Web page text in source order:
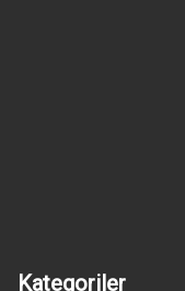
Kategoriler